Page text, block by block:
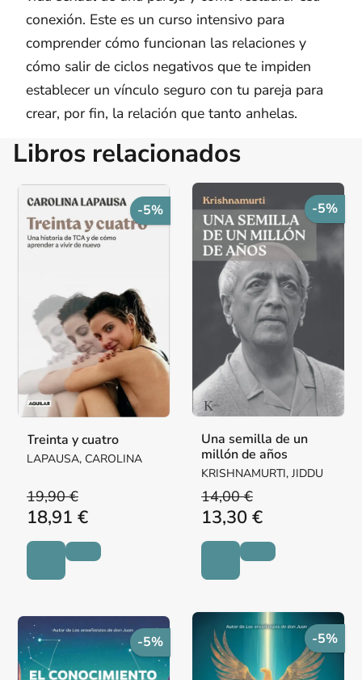
conexión. Este es un curso intensivo para
comprender cómo funcionan las relaciones y
cómo salir de ciclos negativos que te impiden
establecer un vínculo seguro con tu pareja para
crear, por fin, la relación que tanto anhelas.
Libros relacionados
-5%
Treinta y cuatro
LAPAUSA, CAROLINA
19,90 €
18,91 €
-5%
Una semilla de un
millón de años
KRISHNAMURTI, JIDDU
14,00 €
13,30 €
-5% -5%